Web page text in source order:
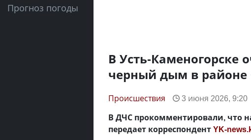
Прогноз погоды
В Усть-Каменогорске
черный дым в районе
Происшествия 3 июня 2026, 9:20
В ДЧС прокомментировали, что
передает корреспондентYK-